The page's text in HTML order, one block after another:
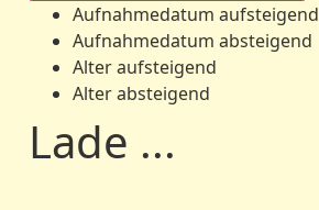
Aufnahmedatum aufsteigend
Aufnahmedatum absteigend
Alter aufsteigend
Alter absteigend
Lade ...